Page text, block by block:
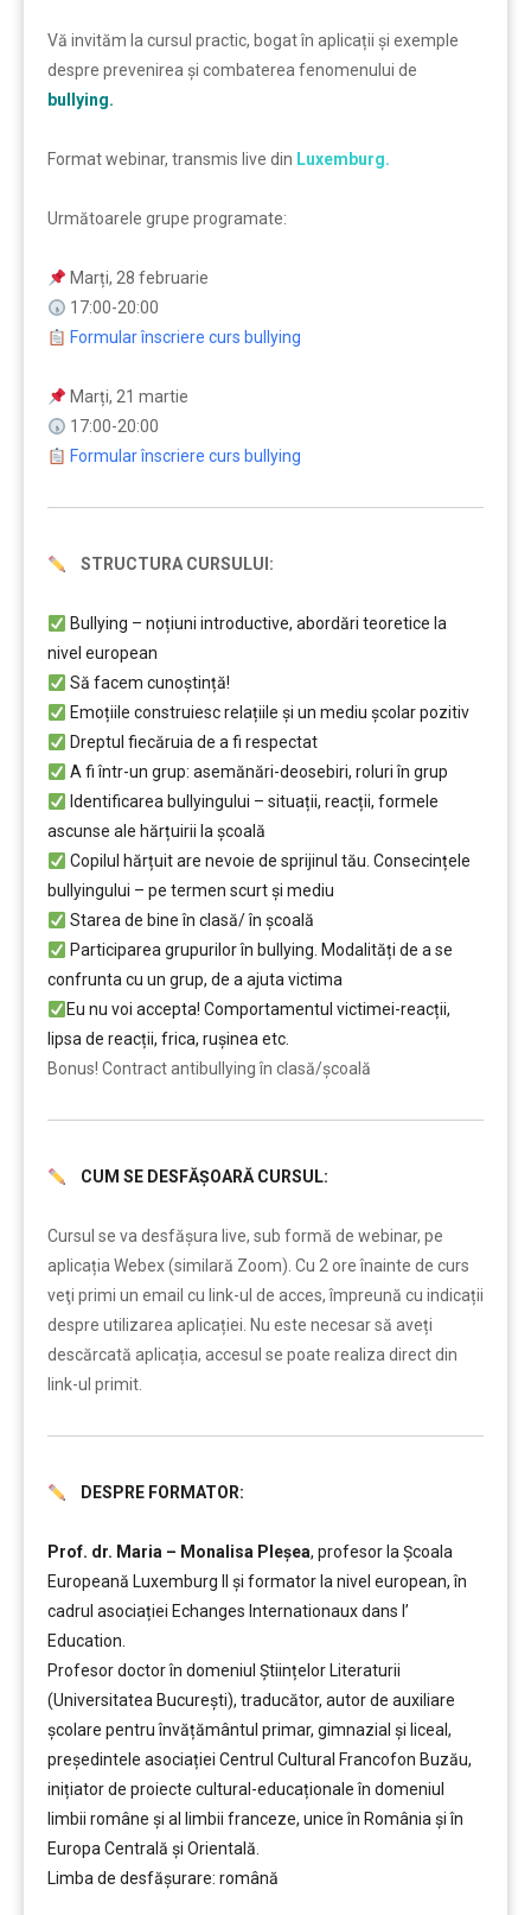
Vă invităm la cursul practic, bogat în aplicații și exemple
despre prevenirea și combaterea fenomenului de
bullying.
Format webinar, transmis live din Luxemburg.
Următoarele grupe programate:
Marți, 28 februarie
17:00-20:00
Formular înscriere curs bullying
Marți, 21 martie
17:00-20:00
Formular înscriere curs bullying
STRUCTURA CURSULUI:
Bullying – noțiuni introductive, abordări teoretice la
nivel european
Să facem cunoștință!
Emoțiile construiesc relațiile și un mediu școlar pozitiv
Dreptul fiecăruia de a fi respectat
A fi într-un grup: asemănări-deosebiri, roluri în grup
Identificarea bullyingului – situații, reacții, formele
ascunse ale hărțuirii la școală
Copilul hărțuit are nevoie de sprijinul tău. Consecințele
bullyingului – pe termen scurt și mediu
Starea de bine în clasă/ în școală
Participarea grupurilor în bullying. Modalități de a se
confrunta cu un grup, de a ajuta victima
Eu nu voi accepta! Comportamentul victimei-reacții,
lipsa de reacții, frica, rușinea etc.
Bonus! Contract antibullying în clasă/școală
CUM SE DESFĂȘOARĂ CURSUL:
Cursul se va desfășura live, sub formă de webinar, pe
aplicația Webex (similară Zoom). Cu 2 ore înainte de curs
veţi primi un email cu link-ul de acces, împreună cu indicații
despre utilizarea aplicației. Nu este necesar să aveți
descărcată aplicația, accesul se poate realiza direct din
link-ul primit.
DESPRE FORMATOR:
Prof. dr. Maria – Monalisa Pleșea, profesor la Școala
Europeană Luxemburg II și formator la nivel european, în
cadrul asociației Echanges Internationaux dans l’
Education.
Profesor doctor în domeniul Științelor Literaturii
(Universitatea București), traducător, autor de auxiliare
școlare pentru învățământul primar, gimnazial și liceal,
președintele asociației Centrul Cultural Francofon Buzău,
inițiator de proiecte cultural-educaționale în domeniul
limbii române și al limbii franceze, unice în România și în
Europa Centrală și Orientală.
Limba de desfășurare: română